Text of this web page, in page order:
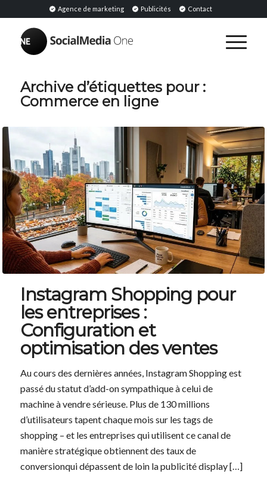
Agence de marketing Publicités Contact
Archive d’étiquettes pour :
Commerce en ligne
Instagram Shopping pour
les entreprises :
Configuration et
optimisation des ventes
Au cours des dernières années, Instagram Shopping est
passé du statut d’add-on sympathique à celui de
machine à vendre sérieuse. Plus de 130 millions
d’utilisateurs tapent chaque mois sur les tags de
shopping – et les entreprises qui utilisent ce canal de
manière stratégique obtiennent des taux de
conversionqui dépassent de loin la publicité display […]